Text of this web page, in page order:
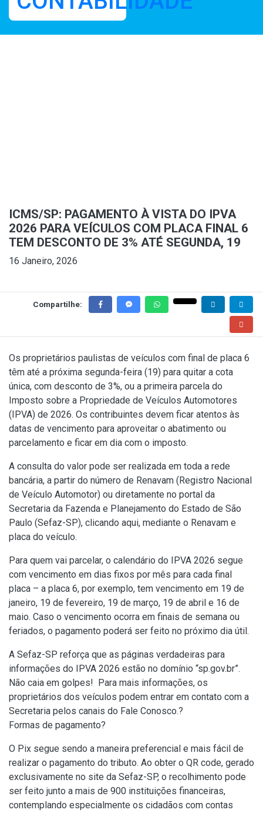
ICMS/SP: PAGAMENTO À VISTA DO IPVA
2026 PARA VEÍCULOS COM PLACA FINAL 6
TEM DESCONTO DE 3% ATÉ SEGUNDA, 19
16 Janeiro, 2026
Compartilhe:
Os proprietários paulistas de veículos com final de placa 6
têm até a próxima segunda-feira (19) para quitar a cota
única, com desconto de 3%, ou a primeira parcela do
Imposto sobre a Propriedade de Veículos Automotores
(IPVA) de 2026. Os contribuintes devem ficar atentos às
datas de vencimento para aproveitar o abatimento ou
parcelamento e ficar em dia com o imposto.
A consulta do valor pode ser realizada em toda a rede
bancária, a partir do número de Renavam (Registro Nacional
de Veículo Automotor) ou diretamente no portal da
Secretaria da Fazenda e Planejamento do Estado de São
Paulo (Sefaz-SP), clicando aqui, mediante o Renavam e
placa do veículo.
Para quem vai parcelar, o calendário do IPVA 2026 segue
com vencimento em dias fixos por mês para cada final
placa – a placa 6, por exemplo, tem vencimento em 19 de
janeiro, 19 de fevereiro, 19 de março, 19 de abril e 16 de
maio. Caso o vencimento ocorra em finais de semana ou
feriados, o pagamento poderá ser feito no próximo dia útil.
A Sefaz-SP reforça que as páginas verdadeiras para
informações do IPVA 2026 estão no domínio “sp.gov.br”.
Não caia em golpes! Para mais informações, os
proprietários dos veículos podem entrar em contato com a
Secretaria pelos canais do Fale Conosco.?
Formas de pagamento?
O Pix segue sendo a maneira preferencial e mais fácil de
realizar o pagamento do tributo. Ao obter o QR code, gerado
exclusivamente no site da Sefaz-SP, o recolhimento pode
ser feito junto a mais de 900 instituições financeiras,
contemplando especialmente os cidadãos com contas